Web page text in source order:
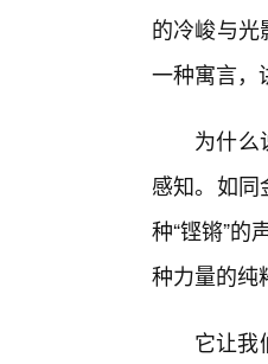
的冷峻与
一种寓言，
为什么
感知。如
种“铿锵”的
种力量的纯
它让我